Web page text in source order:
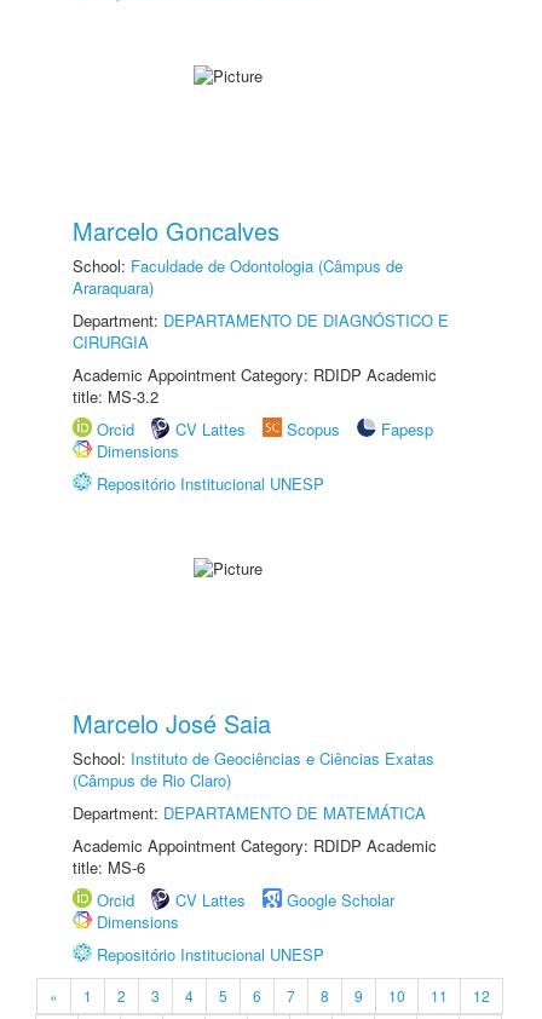
Marcelo Goncalves
School: Faculdade de Odontologia (Câmpus de
Araraquara)
Department: DEPARTAMENTO DE DIAGNÓSTICO E
CIRURGIA
Academic Appointment Category: RDIDP Academic
title: MS-3.2
Orcid
CV Lattes Scopus
Fapesp
Dimensions
Repositório Institucional UNESP
Marcelo José Saia
School: Instituto de Geociências e Ciências Exatas
(Câmpus de Rio Claro)
Department: DEPARTAMENTO DE MATEMÁTICA
Academic Appointment Category: RDIDP Academic
title: MS-6
Orcid
CV Lattes
Google Scholar
Dimensions
Repositório Institucional UNESP
« 1 2 3 4 5 6 7 8 9 10 11
12